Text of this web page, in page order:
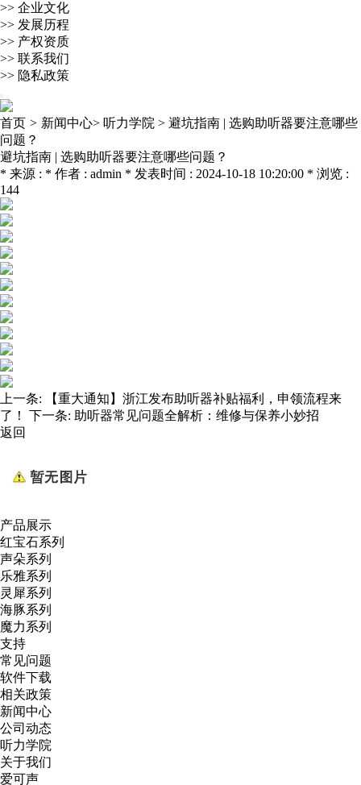
>> 企业文化
>> 发展历程
>> 产权资质
>> 联系我们
>> 隐私政策
首页 > 新闻中心> 听力学院 > 避坑指南 | 选购助听器要注意哪些
问题？
避坑指南 | 选购助听器要注意哪些问题？
* 来源 : * 作者 : admin * 发表时间 : 2024-10-18 10:20:00 * 浏览 :
144
上一条:
【重大通知】浙江发布助听器补贴福利，申领流程来
了！
下一条: 助听器常见问题全解析：维修与保养小妙招
返回
产品展示
红宝石系列
声朵系列
乐雅系列
灵犀系列
海豚系列
魔力系列
支持
常见问题
软件下载
相关政策
新闻中心
公司动态
听力学院
关于我们
爱可声